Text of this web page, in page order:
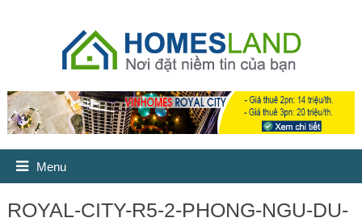
Menu
ROYAL-CITY-R5-2-PHONG-NGU-DU-